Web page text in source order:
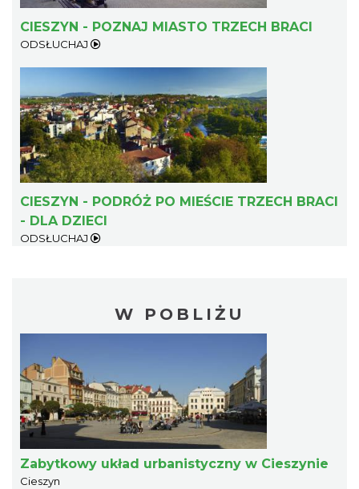
CIESZYN - POZNAJ MIASTO TRZECH BRACI
ODSŁUCHAJ
CIESZYN - PODRÓŻ PO MIEŚCIE TRZECH BRACI
- DLA DZIECI
ODSŁUCHAJ
W POBLIŻU
Zabytkowy układ urbanistyczny w Cieszynie
Cieszyn